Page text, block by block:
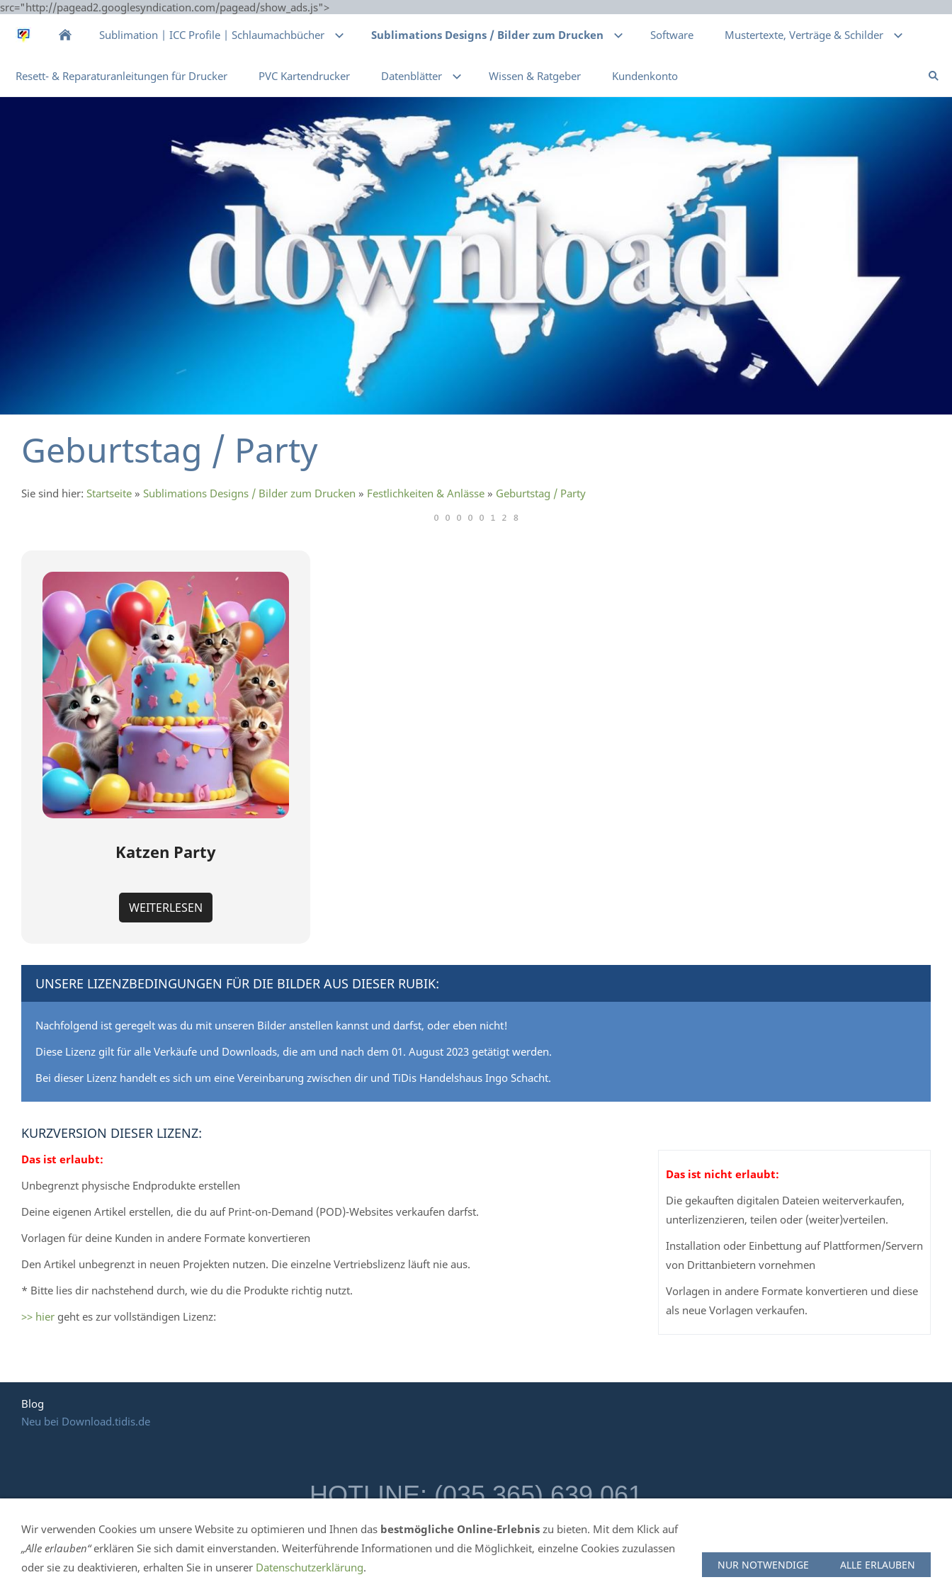
src="http://pagead2.googlesyndication.com/pagead/show_ads.js">
Sublimation | ICC Profile | Schlaumachbücher
Sublimations Designs / Bilder zum Drucken Software Mustertexte, Verträge & Schilder
Resett- & Reparaturanleitungen für Drucker PVC Kartendrucker Datenblätter Wissen & Ratgeber Kundenkonto
Geburtstag / Party
Sie sind hier: Startseite » Sublimations Designs / Bilder zum Drucken » Festlichkeiten & Anlässe » Geburtstag / Party
Katzen Party
WEITERLESEN
UNSERE LIZENZBEDINGUNGEN FÜR DIE BILDER AUS DIESER RUBIK:
Nachfolgend ist geregelt was du mit unseren Bilder anstellen kannst und darfst, oder eben nicht!
Diese Lizenz gilt für alle Verkäufe und Downloads, die am und nach dem 01. August 2023 getätigt werden.
Bei dieser Lizenz handelt es sich um eine Vereinbarung zwischen dir und TiDis Handelshaus Ingo Schacht.
KURZVERSION DIESER LIZENZ:
Das ist nicht erlaubt:
Die gekauften digitalen Dateien weiterverkaufen,
unterlizenzieren, teilen oder (weiter)verteilen.
Installation oder Einbettung auf Plattformen/Servern
von Drittanbietern vornehmen
Vorlagen in andere Formate konvertieren und diese
als neue Vorlagen verkaufen.
Das ist erlaubt:
Unbegrenzt physische Endprodukte erstellen
Deine eigenen Artikel erstellen, die du auf Print-on-Demand (POD)-Websites verkaufen darfst.
Vorlagen für deine Kunden in andere Formate konvertieren
Den Artikel unbegrenzt in neuen Projekten nutzen. Die einzelne Vertriebslizenz läuft nie aus.
* Bitte lies dir nachstehend durch, wie du die Produkte richtig nutzt.
>> hier geht es zur vollständigen Lizenz:
Blog
Neu bei Download.tidis.de
HOTLINE: (035 365) 639 061
TiDis Handelshaus - Mittelstr. 4 in 04895 Falkenberg / Elster - Telefon 035 365-639 061- eMail info@tidis.de - Öffnungszeiten: Mo. - Fr. 10:00 bis 16:30 Uhr
Impressum
AGB Versand & Zahlung
Wir verwenden Cookies um unsere Website zu optimieren und Ihnen das bestmögliche Online-Erlebnis zu bieten. Mit dem Klick auf
„Alle erlauben“erklären Sie sich damit einverstanden. Weiterführende Informationen und die Möglichkeit, einzelne Cookies zuzulassen
oder sie zu deaktivieren, erhalten Sie in unserer Datenschutzerklärung. NUR NOTWENDIGE ALLE ERLAUBEN